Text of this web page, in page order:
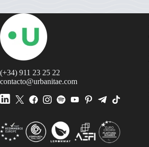
(+34) 911 23 25 22
contacto@urbanitae.com